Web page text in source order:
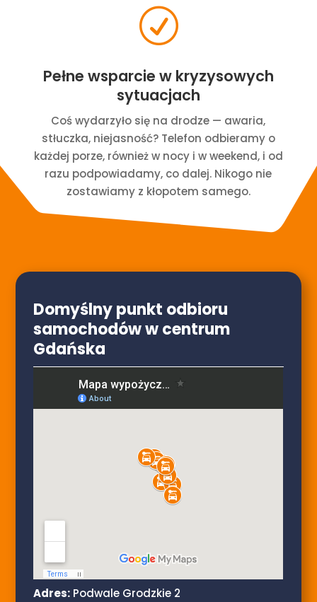
R
Pełne wsparcie w kryzysowych
sytuacjach
Coś wydarzyło się na drodze — awaria,
stłuczka, niejasność? Telefon odbieramy o
każdej porze, również w nocy i w weekend, i od
razu podpowiadamy, co dalej. Nikogo nie
zostawiamy z kłopotem samego.
Domyślny punkt odbioru
samochodów w centrum
Gdańska
Adres: Podwale Grodzkie 2